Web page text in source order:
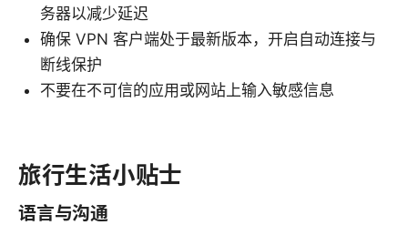
务器以减少延迟
确保 VPN 客户端处于最新版本，开启自动连接与
断线保护
不要在不可信的应用或网站上输入敏感信息
旅行生活小贴士
语言与沟通